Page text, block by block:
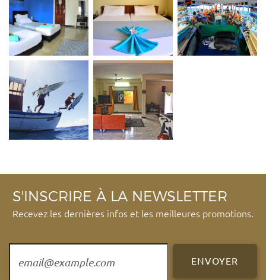
S'INSCRIRE À LA NEWSLETTER
Recevez les dernières infos et les meilleures promotions.